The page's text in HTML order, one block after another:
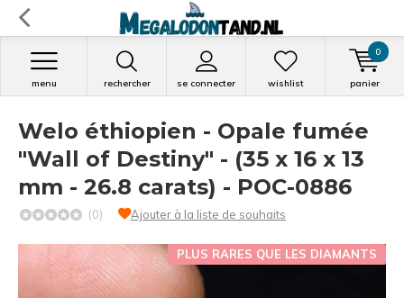
rechercher se connecter
menu wishlist panier
0
Welo éthiopien - Opale fumée
"Wall of Destiny" - (35 x 16 x 13
mm - 26.8 carats) - POC-0886
(0) Ajouter à la liste de souhaits
PLUS RARES QUE LES DIAMANTS